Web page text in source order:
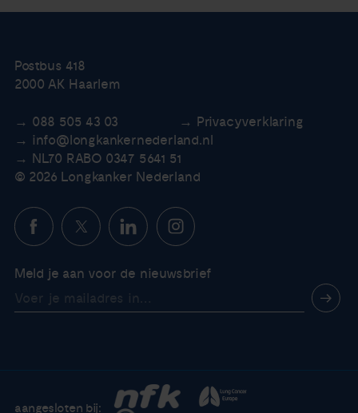
Postbus 418
2000 AK Haarlem
088 505 43 03
Privacyverklaring
info@longkankernederland.nl
NL70 RABO 0347 5641 51
© 2026 Longkanker Nederland
Meld je aan voor de nieuwsbrief
aangesloten bij: